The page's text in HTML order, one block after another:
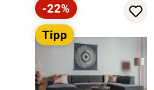
Rabatt
-22%
Tipp